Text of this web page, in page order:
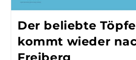
Der beliebte
kommt wieder